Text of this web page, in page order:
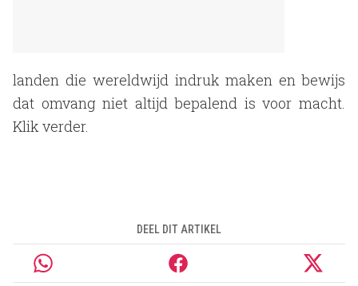
landen die wereldwijd indruk maken en bewijs
dat omvang niet altijd bepalend is voor macht.
Klik verder.
DEEL DIT ARTIKEL